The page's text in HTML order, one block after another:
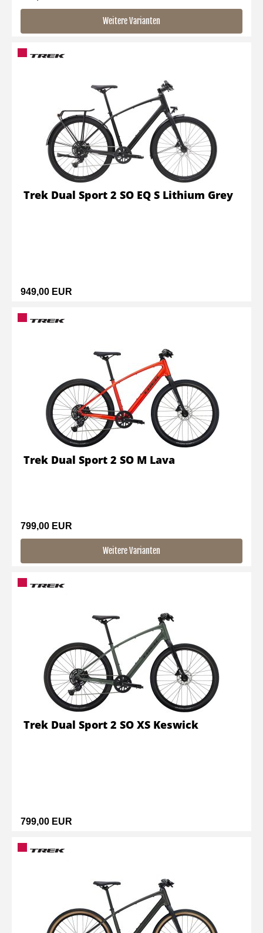
Weitere Varianten
949,00 EUR
Trek Dual Sport 2 SO EQ S Lithium Grey
799,00 EUR
Weitere Varianten
Trek Dual Sport 2 SO M Lava
799,00 EUR
Trek Dual Sport 2 SO XS Keswick